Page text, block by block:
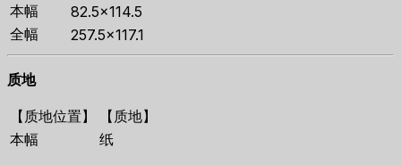
本幅
82.5×114.5
全幅
257.5×117.1
质地
【质地位置】
【质地】
本幅
纸